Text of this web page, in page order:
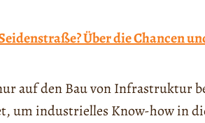
Über die Chancen
auf den Bau von Infrastruktur
um industrielles Know-how in